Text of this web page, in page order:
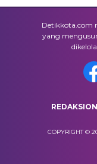
Detikkota.com
yang
COPYRIGHT ©